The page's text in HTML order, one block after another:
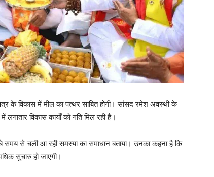
के विकास में मील का पत्थर साबित होगी। सांसद रमेश अवस्थी के
विकास कार्यों को गति मिल रही है।
समय से चली आ रही समस्या का समाधान बताया। उनका कहना है कि
सुचारु हो जाएगी।